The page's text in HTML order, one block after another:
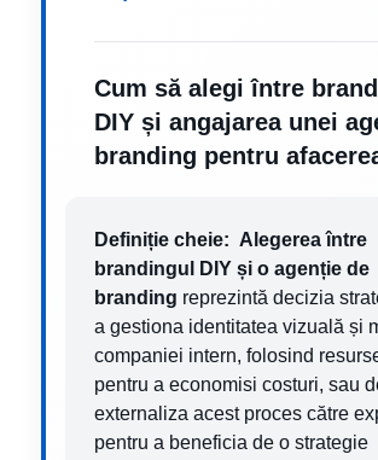
Cum să alegi între
DIY și angajarea unei
branding pentru
Definiție cheie: Alegerea între
brandingul DIY și o agenție de
branding reprezintă decizia
a gestiona identitatea vizuală și
companiei intern, folosind
pentru a economisi costuri, sau
externaliza acest proces către
pentru a beneficia de o strategie